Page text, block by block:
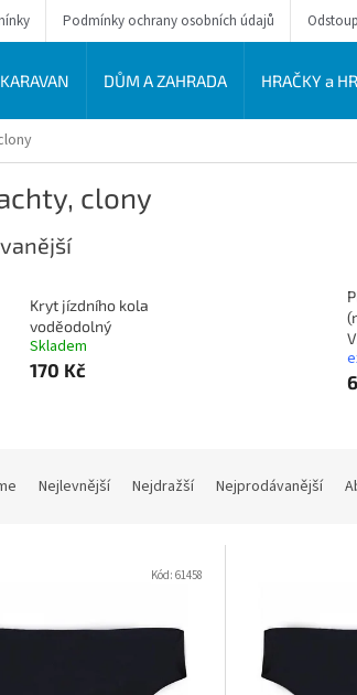
Podmínky ochrany osobních údajů
KARAVAN DŮM A ZAHRADA HRAČKY a
clony
Kryt jízdního kola
voděodolný
Skladem
170 Kč
Nejlevnější Nejdražší Nejprodávanější
Kód: 61458